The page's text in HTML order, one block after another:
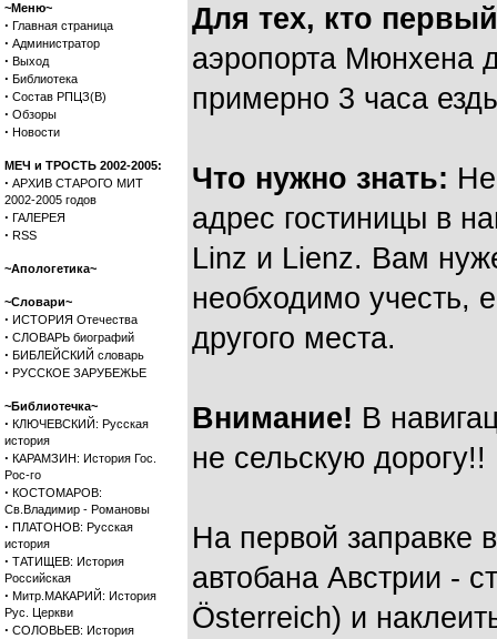
~Меню~
· Главная страница
· Администратор
· Выход
· Библиотека
· Состав РПЦЗ(В)
· Обзоры
· Новости
МЕЧ и ТРОСТЬ 2002-2005:
· АРХИВ СТАРОГО МИТ
2002-2005 годов
· ГАЛЕРЕЯ
· RSS
~Апологетика~
~Словари~
· ИСТОРИЯ Отечества
· СЛОВАРЬ биографий
· БИБЛЕЙСКИЙ словарь
· РУССКОЕ ЗАРУБЕЖЬЕ
~Библиотечка~
· КЛЮЧЕВСКИЙ: Русская
история
· КАРАМЗИН: История Гос.
Рос-го
· КОСТОМАРОВ:
Св.Владимир - Романовы
· ПЛАТОНОВ: Русская
история
· ТАТИЩЕВ: История
Российская
· Митр.МАКАРИЙ: История
Рус. Церкви
· СОЛОВЬЕВ: История
Для тех, кто
аэропорта Мюнхена
примерно 3 часа
Что нужно знать:
адрес гостиницы в
Linz и Lienz. Вам
необходимо учесть,
другого места.
Внимание! В
не сельскую дорогу!!
На первой заправке
автобана Австрии -
Österreich) и